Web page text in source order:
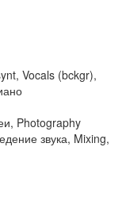
Vocals (bckgr),
Photography
звука, Mixing,